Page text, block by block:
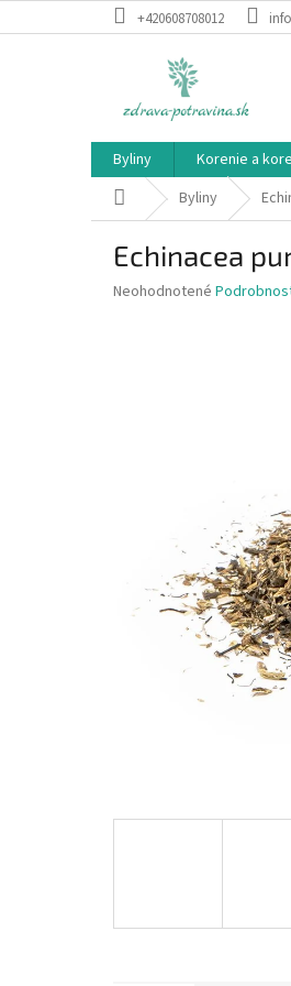
na
+420608708012
Byliny Korenie a
DomovByliny
Echinacea
Priemerné
Neohodnotené